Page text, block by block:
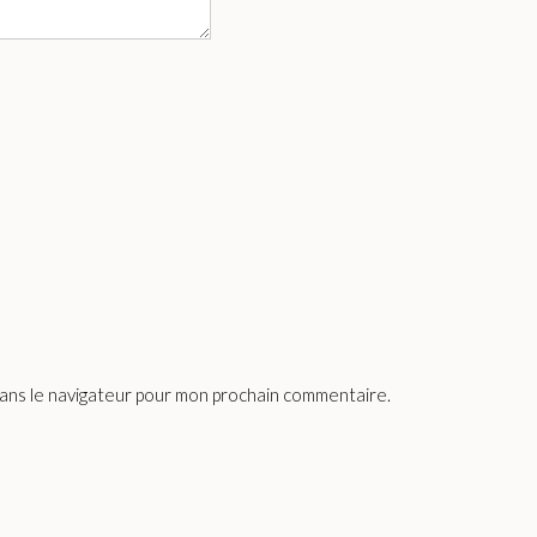
le navigateur pour mon prochain commentaire.